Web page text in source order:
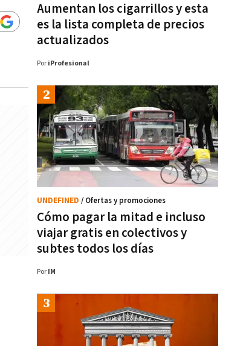
Aumentan los cigarrillos y esta
es la lista completa de precios
actualizados
Por iProfesional
Cómo pagar la mitad e incluso
viajar gratis en colectivos y
subtes todos los días
UNDEFINED / Ofertas y promociones
Por IM